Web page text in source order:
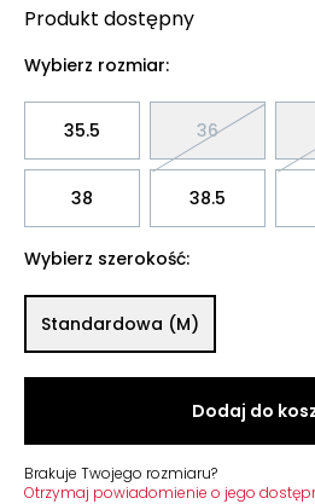
Produkt dostępny
Wybierz rozmiar:
35.5 36
38 38.5
Wybierz szerokość:
Standardowa (M)
Dodaj do
Brakuje Twojego rozmiaru?
Otrzymaj powiadomienie o jego